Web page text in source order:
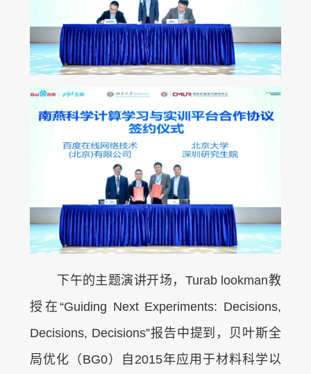
下午的主题演讲开场，Turab lookman教
授在“Guiding Next Experiments: Decisions,
Decisions, Decisions”报告中提到，贝叶斯全
局优化（BG0）自2015年应用于材料科学以